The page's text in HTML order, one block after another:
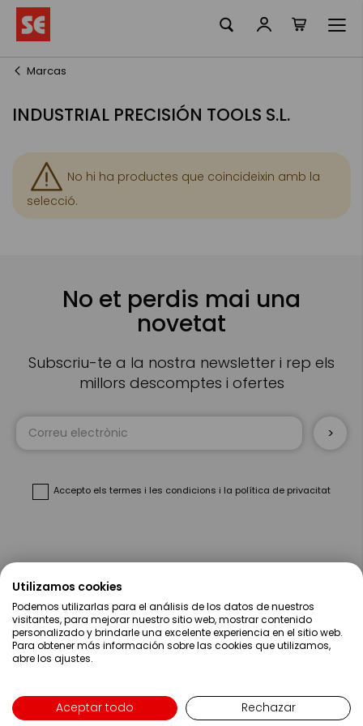
Content
Marcas
INDUSTRIAL PRECISIÓN TOOLS S.L.
No hi ha productes que coincideixin amb la
selecció.
No et perdis mai una
novetat
Subscriu-te a la nostra newsletter i rep els
millors descomptes i ofertes
Accepto els termes i les condicions i la política de privacitat
Sobre Nosaltres
Ajuda
Compres
Contacte
Utilizamos cookies
Podemos utilizarlas para el análisis de los datos de nuestros
visitantes, para mejorar nuestro sitio web, mostrar contenido
personalizado y brindarle una excelente experiencia en el sitio web.
Para obtener más información sobre las cookies que utilizamos,
abre los ajustes.
Aceptar todo Rechazar